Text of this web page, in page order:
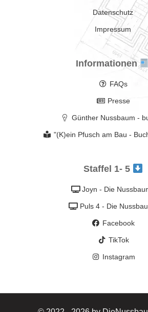
Datenschutz
Impressum
Informationen
FAQs
Presse
Günther Nussbaum -
"(K)ein Pfusch am Bau -
Staffel 1- 5
Joyn - Die
Puls 4 - Die
Facebook
TikTok
Instagram